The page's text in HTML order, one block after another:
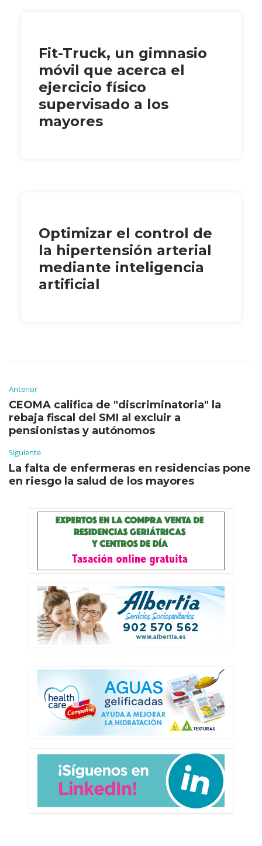
Fit-Truck, un gimnasio
móvil que acerca el
ejercicio físico
supervisado a los
mayores
Optimizar el control de
la hipertensión arterial
mediante inteligencia
artificial
Anterior
CEOMA califica de "discriminatoria" la
rebaja fiscal del SMI al excluir a
pensionistas y autónomos
Siguiente
La falta de enfermeras en residencias pone
en riesgo la salud de los mayores